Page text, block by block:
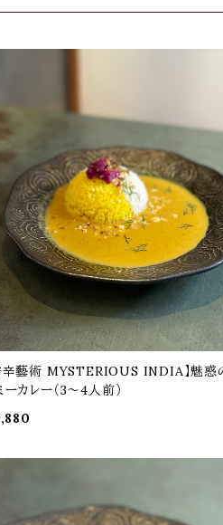
辛藝術 MYSTERIOUS INDIA】魅惑
ーカレー（3～4人前）